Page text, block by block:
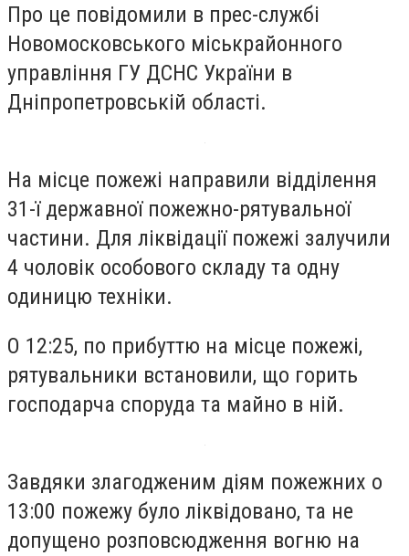
Про це повідомили в прес-службі
Новомосковського міськрайонного
управління ГУ ДСНС України в
Дніпропетровській області.
На місце пожежі направили відділення
31-ї державної пожежно-рятувальної
частини. Для ліквідації пожежі залучили
4 чоловік особового складу та одну
одиницю техніки.
О 12:25, по прибуттю на місце пожежі,
рятувальники встановили, що горить
господарча споруда та майно в ній.
Завдяки злагодженим діям пожежних о
13:00 пожежу було ліквідовано, та не
допущено розповсюдження вогню на